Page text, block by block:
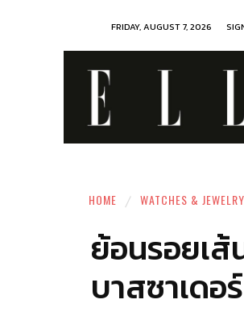
FRIDAY, AUGUST 7, 2026
HOME WATCHES & JEWELRY
ย้อนรอยเ
บาสซาเดอ